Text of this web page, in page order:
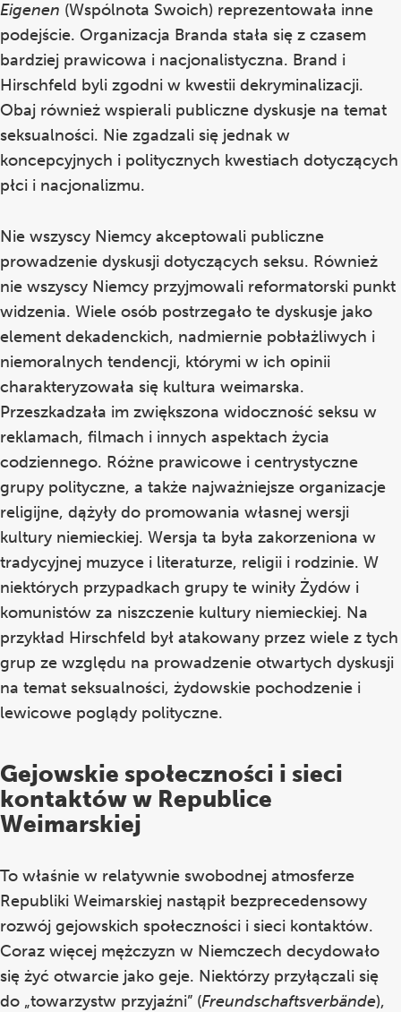
Eigenen (Wspólnota Swoich) reprezentowała inne
podejście. Organizacja Branda stała się z czasem
bardziej prawicowa i nacjonalistyczna. Brand i
Hirschfeld byli zgodni w kwestii dekryminalizacji.
Obaj również wspierali publiczne dyskusje na temat
seksualności. Nie zgadzali się jednak w
koncepcyjnych i politycznych kwestiach dotyczących
płci i nacjonalizmu.
Nie wszyscy Niemcy akceptowali publiczne
prowadzenie dyskusji dotyczących seksu. Również
nie wszyscy Niemcy przyjmowali reformatorski punkt
widzenia. Wiele osób postrzegało te dyskusje jako
element dekadenckich, nadmiernie pobłażliwych i
niemoralnych tendencji, którymi w ich opinii
charakteryzowała się kultura weimarska.
Przeszkadzała im zwiększona widoczność seksu w
reklamach, filmach i innych aspektach życia
codziennego. Różne prawicowe i centrystyczne
grupy polityczne, a także najważniejsze organizacje
religijne, dążyły do promowania własnej wersji
kultury niemieckiej. Wersja ta była zakorzeniona w
tradycyjnej muzyce i literaturze, religii i rodzinie. W
niektórych przypadkach grupy te winiły Żydów i
komunistów za niszczenie kultury niemieckiej. Na
przykład Hirschfeld był atakowany przez wiele z tych
grup ze względu na prowadzenie otwartych dyskusji
na temat seksualności, żydowskie pochodzenie i
lewicowe poglądy polityczne.
Gejowskie społeczności i sieci
kontaktów w Republice
Weimarskiej
To właśnie w relatywnie swobodnej atmosferze
Republiki Weimarskiej nastąpił bezprecedensowy
rozwój gejowskich społeczności i sieci kontaktów.
Coraz więcej mężczyzn w Niemczech decydowało
się żyć otwarcie jako geje. Niektórzy przyłączali się
do „towarzystw przyjaźni” (Freundschaftsverbände),